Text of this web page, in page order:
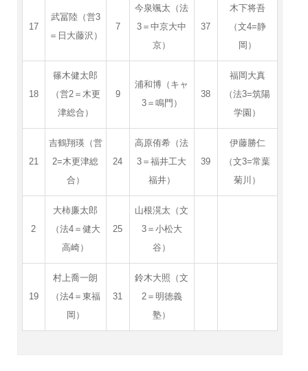
17
武冨陸（営3
＝日大藤沢）
7
今泉颯太（法
3＝中京大中
京）
37
木下将吾
（文4=静
岡）
18
篠木健太郎
（営2＝木更
津総合）
9
浦和博（キャ
3＝鳴門）
38
福岡大真
（法3=筑陽
学園）
21
吉鶴翔瑛（営
2=木更津総
合）
24
高原侑希（法
3＝福井工大
福井）
39
伊藤勝仁
（文3=常葉
菊川）
2
大柿廉太郎
（法4＝健大
高崎）
25
山根滉太（文
3＝小松大
谷）
19
村上喬一朗
（法4＝東福
岡）
31
鈴木大照（文
2＝明徳義
塾）